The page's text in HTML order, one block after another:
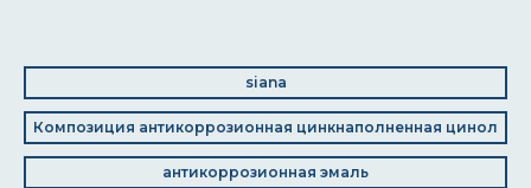
siana
Композиция антикоррозионная цинкнаполненная цинол
антикоррозионная эмаль